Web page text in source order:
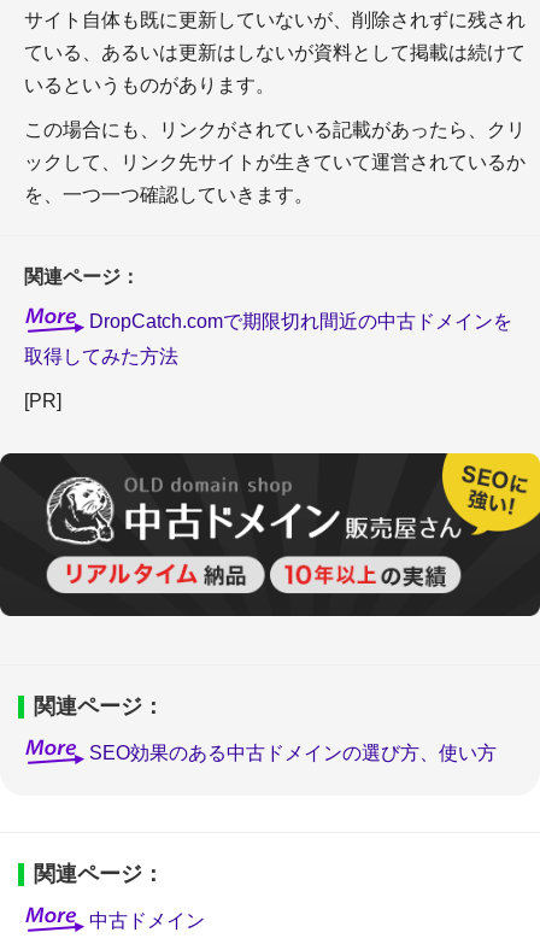
サイト自体も既に更新していないが、削除されずに残され
ている、あるいは更新はしないが資料として掲載は続けて
いるというものがあります。
この場合にも、リンクがされている記載があったら、クリ
ックして、リンク先サイトが生きていて運営されているか
を、一つ一つ確認していきます。
関連ページ：
DropCatch.comで期限切れ間近の中古ドメインを
取得してみた方法
[PR]
関連ページ：
SEO効果のある中古ドメインの選び方、使い方
関連ページ：
中古ドメイン